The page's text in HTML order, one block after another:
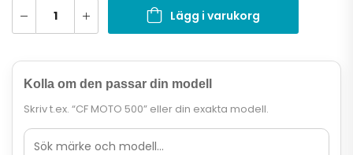
Lägg i varukorg
Kolla om den passar din modell
Skriv t.ex. “CF MOTO 500” eller din exakta modell.